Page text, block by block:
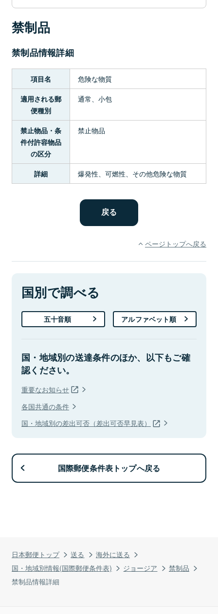
日本郵便トップ 送る
海外に送る
国・地域別情報(国際郵便条件表)
ジョージア
禁制品
禁制品情報詳細
禁制品
禁制品情報詳細
項目名 危険な物質
適用される郵
便種別
通常、小包
禁止物品・条
件付許容物品
の区分
禁止物品
詳細 爆発性、可燃性、その他危険な物質
ページトップへ戻る
国別で調べる
五十音順 アルファベット順
国・地域別の送達条件のほか、以下もご確
認ください。
重要なお知らせ
各国共通の条件
国・地域別の差出可否（差出可否早見表）
国際郵便条件表トップへ戻る